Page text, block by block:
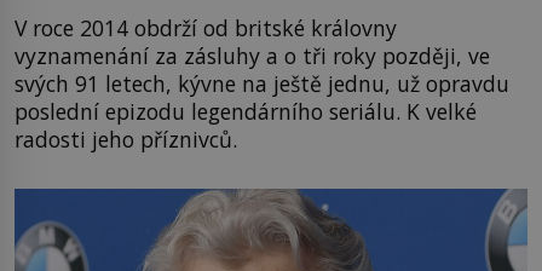
V roce 2014 obdrží od britské královny
vyznamenání za zásluhy a o tři roky později, ve
svých 91 letech, kývne na ještě jednu, už opravdu
poslední epizodu legendárního seriálu. K velké
radosti jeho příznivců.